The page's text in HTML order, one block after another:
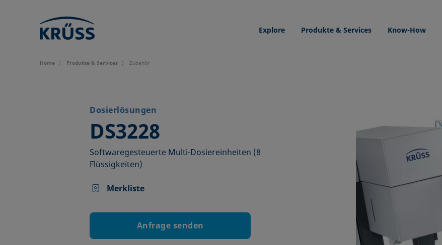
Explore Produkte & Services Know-How
Home Produkte & Services Zubehör
Dosierlösungen
DS3228
–
Softwaregesteuerte Multi-Dosiereinheiten (8
Flüssigkeiten)
Merkliste
Anfrage senden